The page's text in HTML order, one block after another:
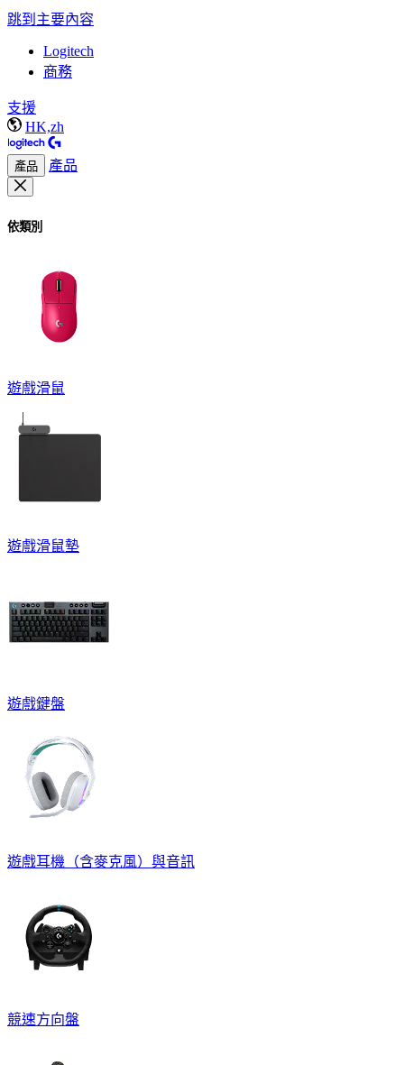
跳到主要內容
Logitech
商務
支援
HK,zh
產品 產品
依類別
遊戲滑鼠
遊戲滑鼠墊
遊戲鍵盤
遊戲耳機（含麥克風）與音訊
競速方向盤